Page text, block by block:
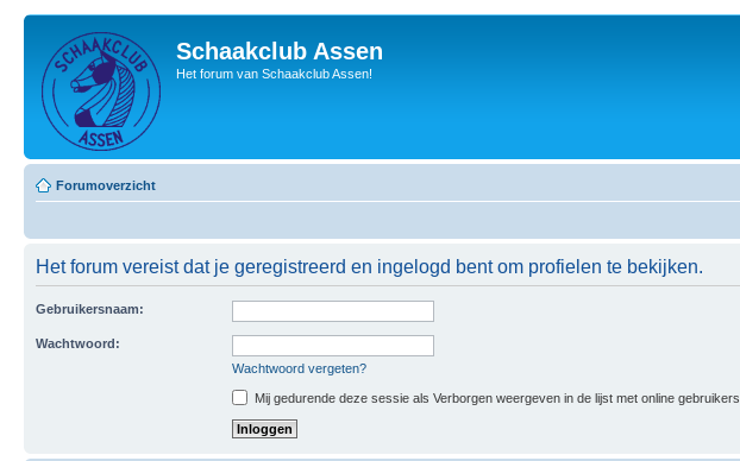
Schaakclub Assen
Het forum van Schaakclub Assen!
Forumoverzicht
Het forum vereist dat je geregistreerd en ingelogd bent om profielen te bekijken.
Gebruikersnaam:
Wachtwoord:
Wachtwoord vergeten?
Mij gedurende deze sessie als Verborgen weergeven in de lijst met online gebruikers.